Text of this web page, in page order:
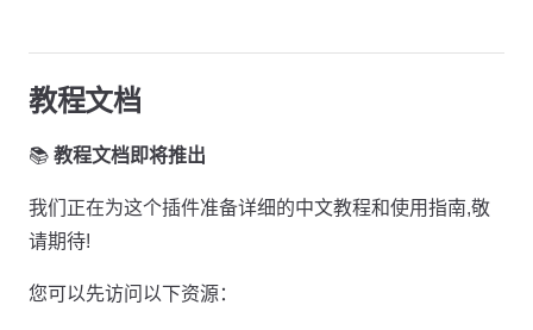
教程文档
📚 教程文档即将推出
我们正在为这个插件准备详细的中文教程和使用指南,敬
请期待!
您可以先访问以下资源：